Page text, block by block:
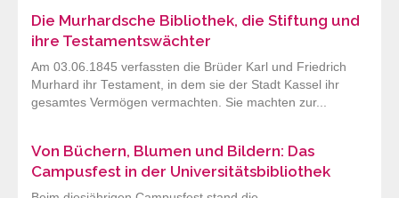
Die Murhardsche Bibliothek, die Stiftung und
ihre Testamentswächter
Am 03.06.1845 verfassten die Brüder Karl und Friedrich
Murhard ihr Testament, in dem sie der Stadt Kassel ihr
gesamtes Vermögen vermachten. Sie machten zur...
Von Büchern, Blumen und Bildern: Das
Campusfest in der Universitätsbibliothek